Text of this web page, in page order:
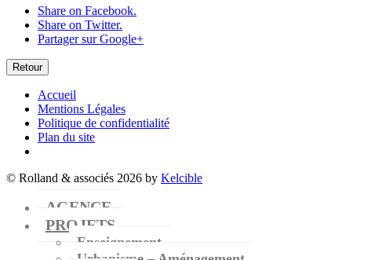
Share on Facebook.
Share on Twitter.
Partager sur Google+
Retour
Accueil
Mentions Légales
Politique de confidentialité
Plan du site
© Rolland & associés 2026 by Kelcible
AGENCE
PROJETS
Enseignement